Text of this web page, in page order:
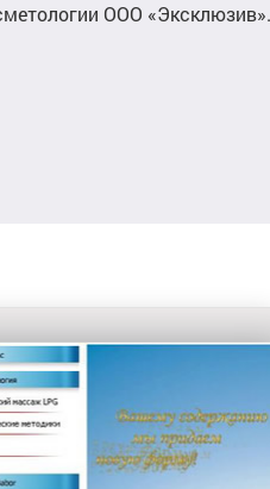
ООО «Эксклюзив».